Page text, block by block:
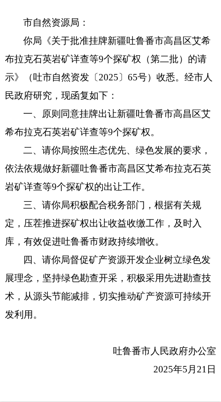
市自然资源局：
你局《关于批准挂牌新疆吐鲁番市高昌区艾希
布拉克石英岩矿详查等9个探矿权（第二批）的请
示》（吐市自然资发〔2025〕65号）收悉。经市人
民政府研究，现函复如下：
一、原则同意挂牌出让新疆吐鲁番市高昌区艾
希布拉克石英岩矿详查等9个探矿权。
二、请你局按照生态优先、绿色发展的要求，
依法依规做好新疆吐鲁番市高昌区艾希布拉克石英
岩矿详查等9个探矿权的出让工作。
三、请你局积极配合税务部门，根据有关规
定，压茬推进探矿权出让收益收缴工作，及时入
库，有效促进吐鲁番市财政持续增收。
四、请你局督促矿产资源开发企业树立绿色发
展理念，坚持绿色勘查开采，积极采用先进勘查技
术，从源头节能减排，切实推动矿产资源可持续开
发利用。
吐鲁番市人民政府办公室
2025年5月21日